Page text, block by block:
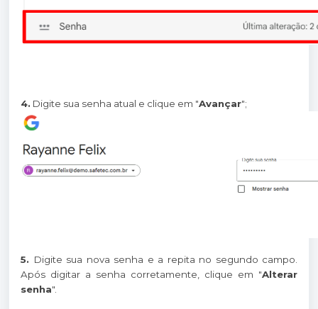
4. Digite sua senha atual e clique em "Avançar";
5. Digite sua nova senha e a repita no segundo campo.
Após digitar a senha corretamente, clique em "Alterar
senha".